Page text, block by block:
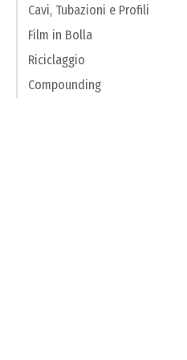
Cavi, Tubazioni e Profili
Film in Bolla
Riciclaggio
Compounding